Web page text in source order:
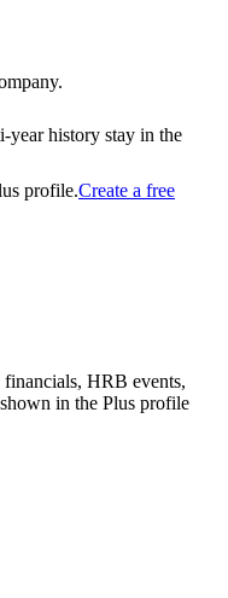
year history stay in the
profile.Create a free
HRB events,
in the Plus profile